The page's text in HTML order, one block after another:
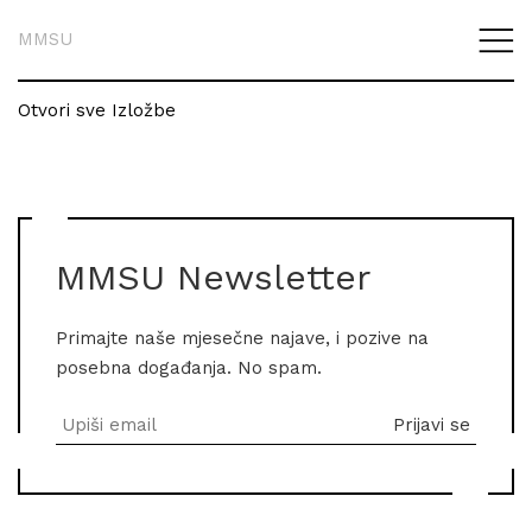
MMSU
Otvori sve Izložbe
MMSU Newsletter
Primajte naše mjesečne najave, i pozive na
posebna događanja. No spam.